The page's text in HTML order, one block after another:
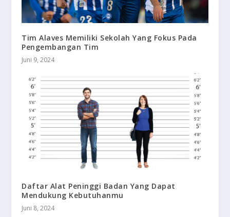
Tim Alaves Memiliki Sekolah Yang Fokus Pada
Pengembangan Tim
Juni 9, 2024
Daftar Alat Peninggi Badan Yang Dapat
Mendukung Kebutuhanmu
Juni 8, 2024